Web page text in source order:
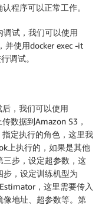
程序可以正常工作。
试，我们可以使用
并使用docker exec -it
调试。
，我们可以使用
数据到Amazon S3，
定执行的角色，这里我
上执行的，如果是其他
三步，设定超参数，这
步，设定训练机型为
，这里需要传入
像地址、超参数等。第